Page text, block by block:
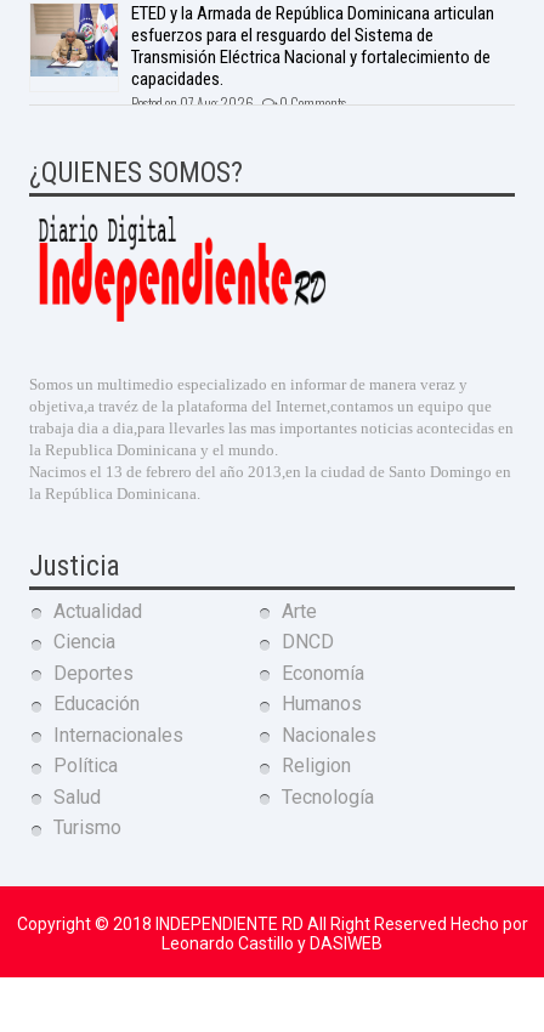
ETED y la Armada de República Dominicana articulan
esfuerzos para el resguardo del Sistema de
Transmisión Eléctrica Nacional y fortalecimiento de
capacidades.
Posted on 07 Aug 2026 - 0 Comments
¿QUIENES SOMOS?
Somos un multimedio especializado en informar de manera veraz y
objetiva,a travéz de la plataforma del Internet,contamos un equipo que
trabaja dia a dia,para llevarles las mas importantes noticias acontecidas en
la Republica Dominicana y el mundo.
Nacimos el 13 de febrero del año 2013,en la ciudad de Santo Domingo en
la República Dominicana.
Justicia
Actualidad
Arte
Ciencia
DNCD
Deportes
Economía
Educación
Humanos
Internacionales
Nacionales
Política
Religion
Salud
Tecnología
Turismo
Copyright © 2018 INDEPENDIENTE RD All Right Reserved Hecho por
Leonardo Castillo y DASIWEB